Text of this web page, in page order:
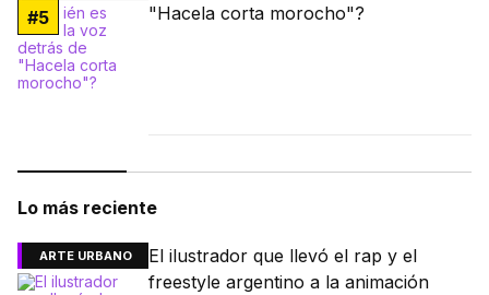
#5
"Hacela corta morocho"?
Lo más reciente
ARTE URBANO
El ilustrador que llevó el rap y el
freestyle argentino a la animación